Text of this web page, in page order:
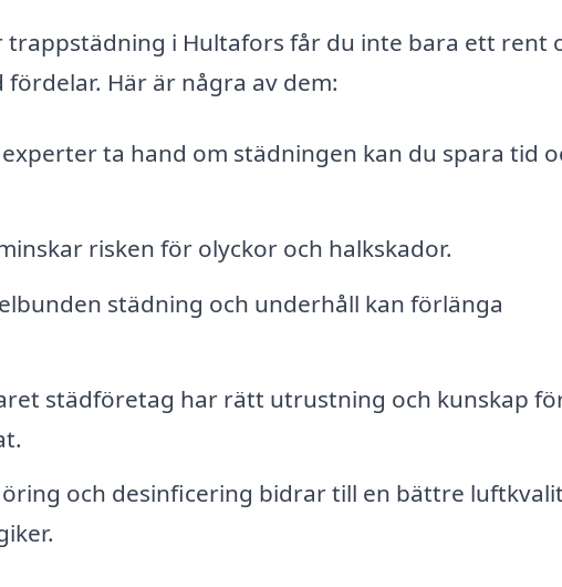
i Hultafors får du inte bara ett rent
Här är några av dem:
ta hand om städningen kan du spara tid
risken för olyckor och halkskador.
städning och underhåll kan förlänga
städföretag har rätt utrustning och kunskap
och desinficering bidrar till en bättre